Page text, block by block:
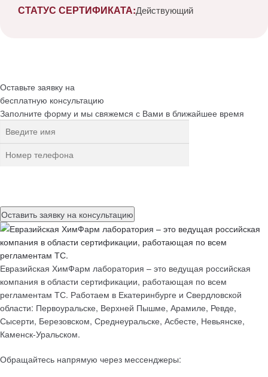
СТАТУС СЕРТИФИКАТА:Действующий
Оставьте заявку на
бесплатную консультацию
Заполните форму и мы свяжемся с Вами в ближайшее время
Евразийская ХимФарм лаборатория – это ведущая российская
компания в области сертификации, работающая по всем
регламентам ТС. Работаем в Екатеринбурге и Свердловской
области: Первоуральске, Верхней Пышме, Арамиле, Ревде,
Сысерти, Березовском, Среднеуральске, Асбесте, Невьянске,
Каменск-Уральском.
Обращайтесь напрямую через мессенджеры: